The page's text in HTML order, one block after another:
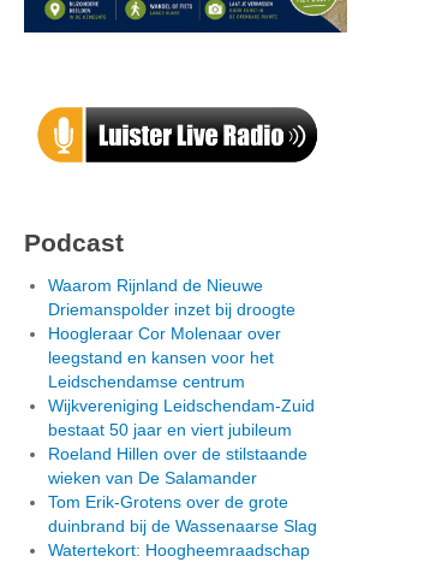
Podcast
Waarom Rijnland de Nieuwe
Driemanspolder inzet bij droogte
Hoogleraar Cor Molenaar over
leegstand en kansen voor het
Leidschendamse centrum
Wijkvereniging Leidschendam-Zuid
bestaat 50 jaar en viert jubileum
Roeland Hillen over de stilstaande
wieken van De Salamander
Tom Erik-Grotens over de grote
duinbrand bij de Wassenaarse Slag
Watertekort: Hoogheemraadschap